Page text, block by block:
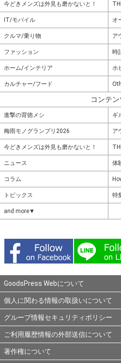
今どきメンズは外見も磨かないと！
IT/モバイル オ
クルマ/乗り物 ア
ファッション 時
ホーム/インテリア ホ
カルチャー/フード
コンテン
進撃の背徳メシ ギ
梅雨モノグランプリ2026 ア
今どきメンズは外見も磨かないと！
ニュース 体
コラム
トピックス 特
and more▼
GoodsPress Webについて
個人に関わる情報の取扱いについて
グループ情報セキュリティポリシー
ご利用履歴情報の外部送信について
著作権について